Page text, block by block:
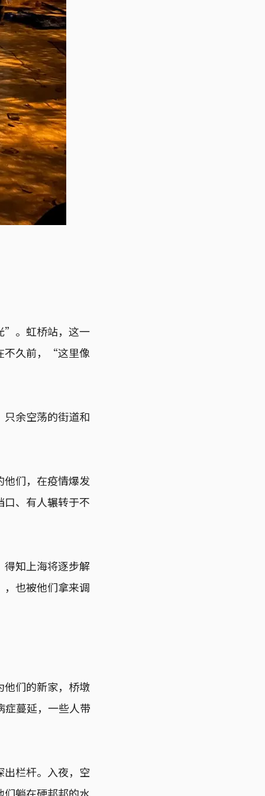
”。虹桥站，这一
不久前，“这里像
余空荡的街道和
们，在疫情爆发
、有人辗转于不
知上海将逐步解
也被他们拿来调
们的新家，桥墩
蔓延，一些人带
栏杆。入夜，空